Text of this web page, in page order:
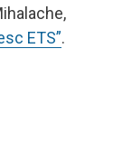
ETS”.